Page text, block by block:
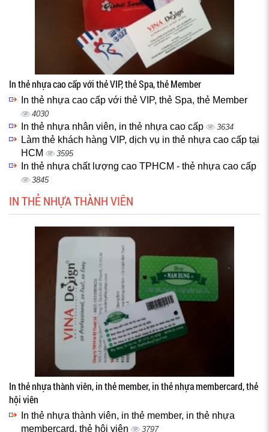
In thẻ nhựa cao cấp với thẻ VIP, thẻ Spa, thẻ Member
In thẻ nhựa cao cấp với thẻ VIP, thẻ Spa, thẻ Member
4030
In thẻ nhựa nhân viên, in thẻ nhựa cao cấp 3634
Làm thẻ khách hàng VIP, dịch vụ in thẻ nhựa cao cấp tại
HCM
3595
In thẻ nhựa chất lượng cao TPHCM - thẻ nhựa cao cấp
3845
IN THẺ NHỰA THÀNH VIÊN
In thẻ nhựa thành viên, in thẻ member, in thẻ nhựa membercard, thẻ
hội viên
In thẻ nhựa thành viên, in thẻ member, in thẻ nhựa
membercard, thẻ hội viên
3797